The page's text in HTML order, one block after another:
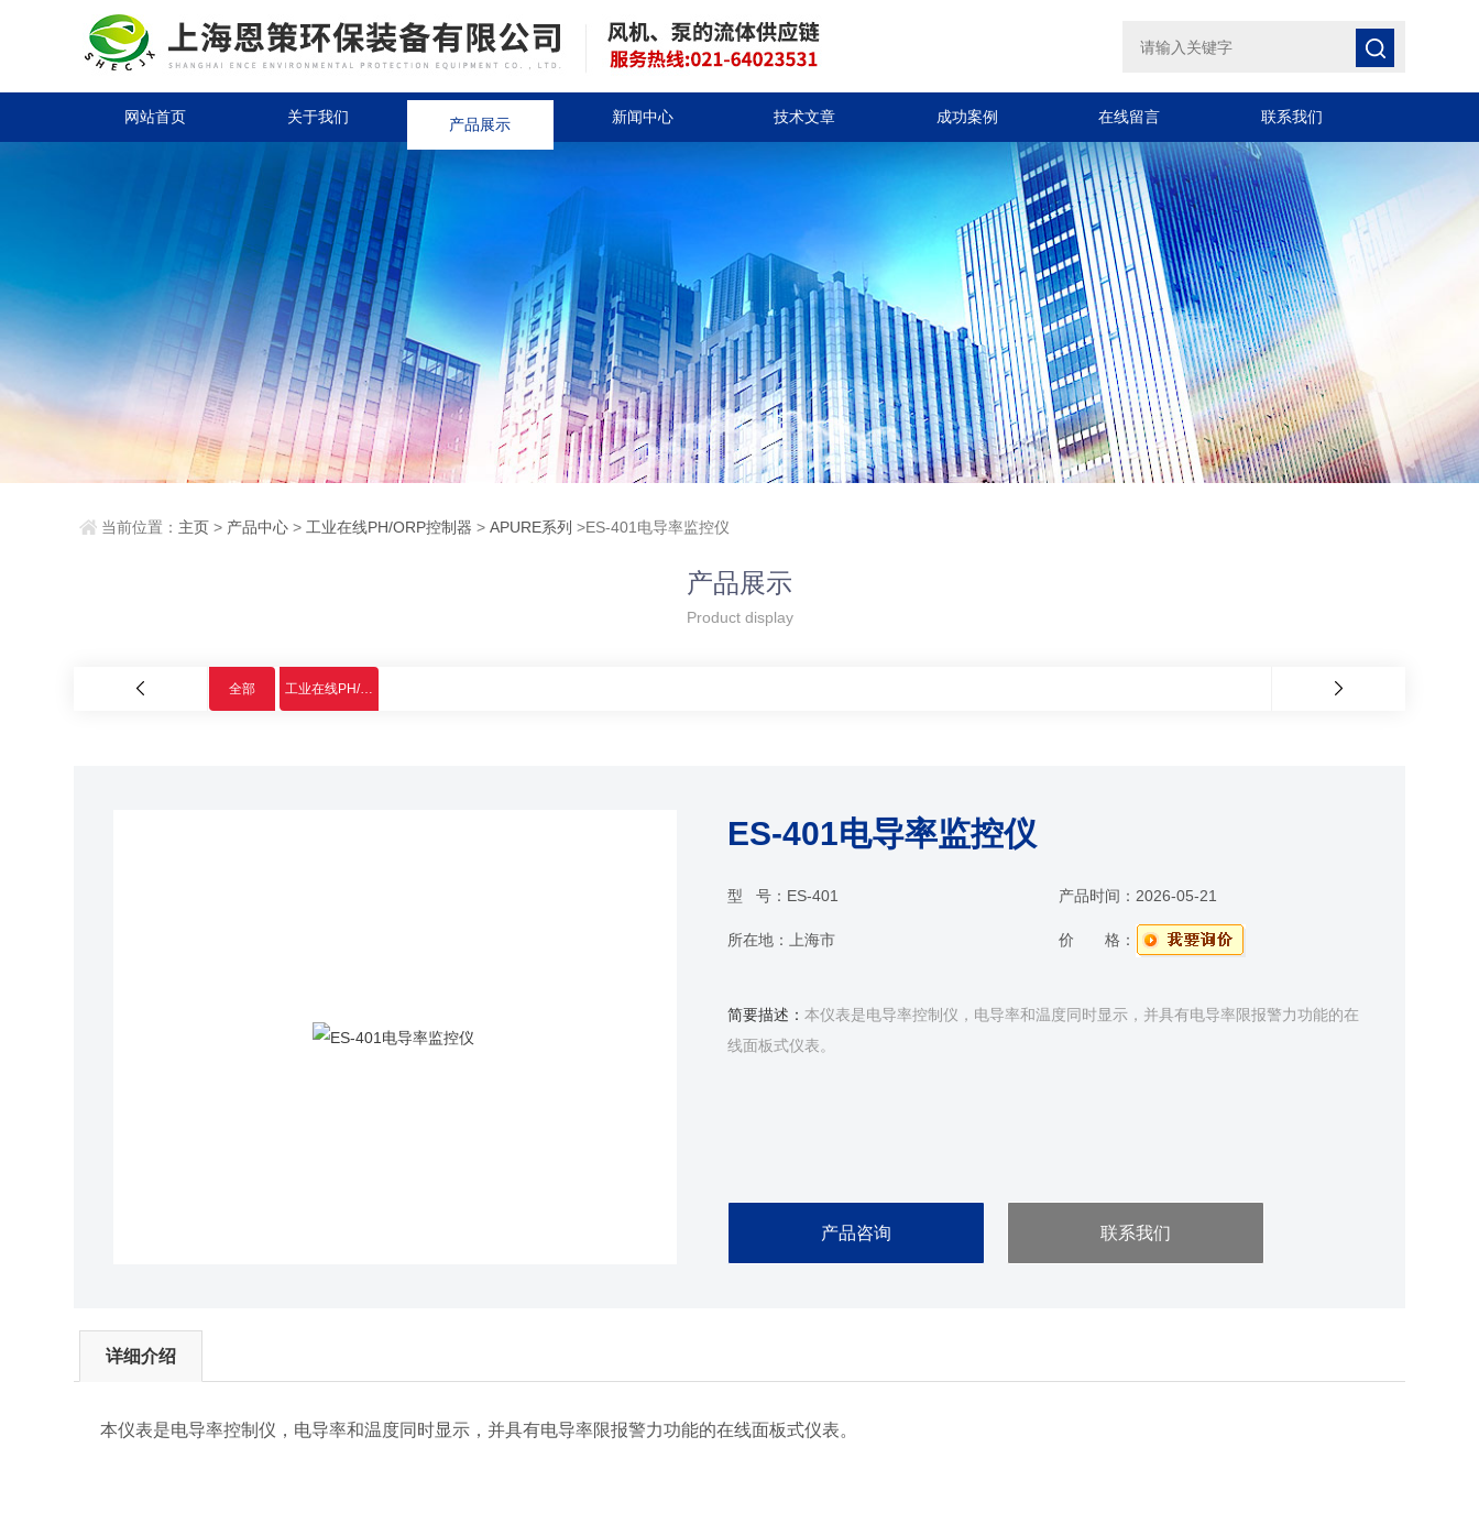
网站首页 关于我们 产品展示 新闻中心 技术文章 成功案例 在线留言 联系我们
当前位置： 主页 > 产品中心 > 工业在线PH/ORP控制器 >APURE系列 >ES-401电导率监控仪
产品展示
Product display
全部 工业在线PH/ORP控制器
ES-401电导率监控仪
型 号： ES-401 产品时间： 2026-05-21
所在地： 上海市 价 格：
简要描述： 本仪表是电导率控制仪，电导率和温度同时显示，并具有电导率限报警力功能的在
线面板式仪表。
产品咨询 联系我们
详细介绍
本仪表是电导率控制仪，电导率和温度同时显示，并具有电导率限报警力功能的在线面板式仪表。